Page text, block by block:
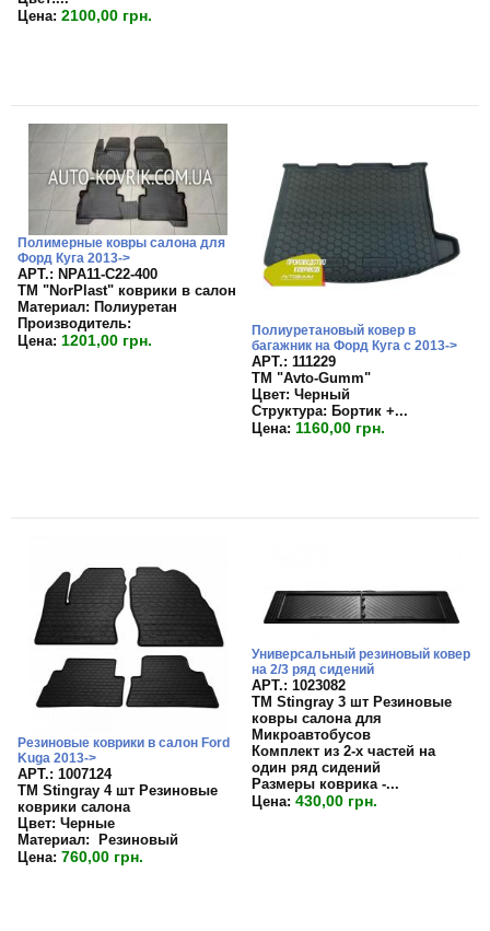
Цена: 2100,00 грн.
Полимерные ковры салона для
Форд Куга 2013->
APT.: NPA11-C22-400
TM "NorPlast" коврики в салон
Материал: Полиуретан
Производитель:
Цена: 1201,00 грн.
Полиуретановый ковер в
багажник на Форд Куга с 2013->
APT.: 111229
TM "Avto-Gumm"
Цвет: Черный
Структура: Бортик +...
Цена: 1160,00 грн.
Резиновые коврики в салон Ford
Kuga 2013->
APT.: 1007124
TM Stingray 4 шт Резиновые
коврики салона
Цвет: Черные
Материал: Резиновый
Цена: 760,00 грн.
Универсальный резиновый ковер
на 2/3 ряд сидений
APT.: 1023082
TM Stingray 3 шт Резиновые
ковры салона для
Микроавтобусов
Комплект из 2-х частей на
один ряд сидений
Размеры коврика -...
Цена: 430,00 грн.